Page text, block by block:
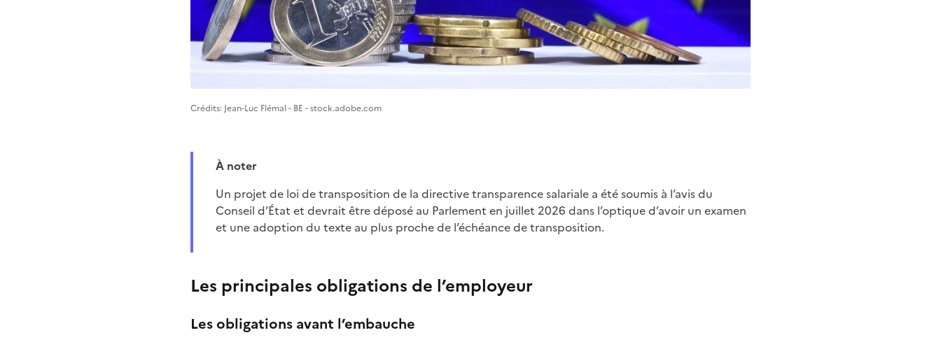
Image 1
Crédits: Jean-Luc Flémal - BE - stock.adobe.com
À noter
Un projet de loi de transposition de la directive transparence salariale a été soumis à l’avis du
Conseil d’État et devrait être déposé au Parlement en juillet 2026 dans l’optique d’avoir un examen
et une adoption du texte au plus proche de l’échéance de transposition.
Les principales obligations de l’employeur
Les obligations avant l’embauche